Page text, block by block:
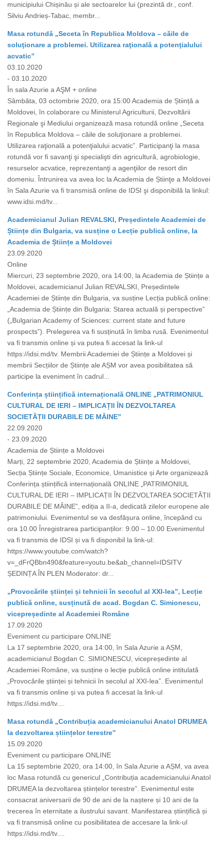
municipiului Chișinău și ale sectoarelor lui (prezintă dr., conf.
Silviu Andrieș-Tabac, membr...
Masa rotundă „Seceta în Republica Moldova – căile de
soluţionare a problemei. Utilizarea raţională a potenţialului
acvatic”
03.10.2020
- 03.10.2020
În sala Azurie a AŞM + online
Sâmbăta, 03 octombrie 2020, ora 15:00 Academia de Știință a
Moldovei, în colaborare cu Ministerul Agriculturii, Dezvoltării
Regionale şi Mediului organizează masa rotundă online „Seceta
în Republica Moldova – căile de soluţionare a problemei.
Utilizarea raţională a potenţialului acvatic”. Participanţi la masa
rotundă vor fi savanţi şi specialişti din agricultură, agrobiologie,
resurselor acvatice, reprezentanţi a agenţiilor de resort din
domeniu. Întrunirea va avea loc la Academia de Știinţe a Moldovei
în Sala Azurie va fi transmisă online de IDSI şi disponibilă la linkul:
www.idsi.md/tv...
Academicianul Julian REVALSKI, Președintele Academiei de
Științe din Bulgaria, va susține o Lecție publică online, la
Academia de Științe a Moldovei
23.09.2020
Online
Miercuri, 23 septembrie 2020, ora 14:00, la Academia de Științe a
Moldovei, academicianul Julian REVALSKI, Președintele
Academiei de Științe din Bulgaria, va susține Lecția publică online:
„Academia de Științe din Bulgaria: Starea actuală și perspective”
(„Bulgarian Academy of Sciences: current state and future
prospects”). Prelegerea va fi susținută în limba rusă. Evenimentul
va fi transmis online și va putea fi accesat la link-ul
https://idsi.md/tv. Membrii Academiei de Științe a Moldovei și
membrii Secțiilor de Științe ale AȘM vor avea posibilitatea să
participe la eveniment în cadrul...
Conferința științifică internațională ONLINE „PATRIMONIUL
CULTURAL DE IERI – IMPLICAȚII ÎN DEZVOLTAREA
SOCIETĂȚII DURABILE DE MÂINE”
22.09.2020
- 23.09.2020
Academia de Științe a Moldovei
Marți, 22 septembrie 2020, Academia de Științe a Moldovei,
Secția Științe Sociale, Economice, Umanistice și Arte organizează
Conferința științifică internațională ONLINE „PATRIMONIUL
CULTURAL DE IERI – IMPLICAȚII ÎN DEZVOLTAREA SOCIETĂȚII
DURABILE DE MÂINE”, ediția a II-a, dedicată zilelor europene ale
patrimoniului. Evenimentul se va desfășura online, începând cu
ora 10.00 Înregistrarea participanților: 9.00 – 10.00 Evenimentul
va fi transmis de IDSI și va fi disponibil la link-ul:
https://www.youtube.com/watch?
v=_dFrQBbn490&feature=youtu.be&ab_channel=IDSITV
ȘEDINȚA ÎN PLEN Moderator: dr...
„Provocările științei și tehnicii în secolul al XXI-lea”, Lecție
publică online, susținută de acad. Bogdan C. Simionescu,
vicepreședinte al Academiei Române
17.09.2020
Eveniment cu participare ONLINE
La 17 septembrie 2020, ora 14:00, în Sala Azurie a AȘM,
academicianul Bogdan C. SIMIONESCU, vicepreședinte al
Academiei Române, va susține o lecție publică online intitulată
„Provocările științei și tehnicii în secolul al XXI-lea”. Evenimentul
va fi transmis online și va putea fi accesat la link-ul
https://idsi.md/tv....
Masa rotundă „Contribuția academicianului Anatol DRUMEA
la dezvoltarea științelor terestre”
15.09.2020
Eveniment cu participare ONLINE
La 15 septembrie 2020, ora 14:00, în Sala Azurie a AȘM, va avea
loc Masa rotundă cu genericul „Contribuția academicianului Anatol
DRUMEA la dezvoltarea științelor terestre”. Evenimentul este
consacrat aniversarii de 90 de ani de la naștere și 10 ani de la
trecerea în eternitate a ilustrului savant. Manifestarea științifică și
va fi transmisă online cu posibilitatea de accesare la link-ul
https://idsi.md/tv....